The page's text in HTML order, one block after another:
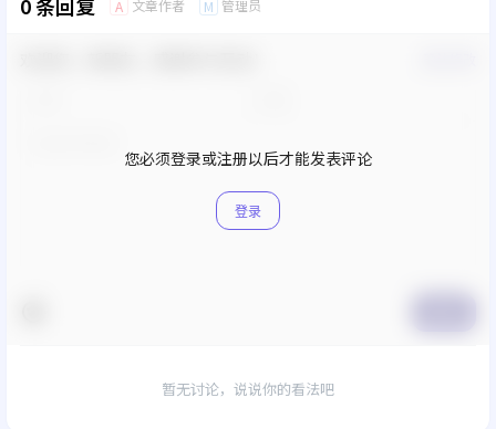
A 文章作者 M 管理员
您必须登录或注册以后才能发表评论
登录
暂无讨论，说说你的看法吧